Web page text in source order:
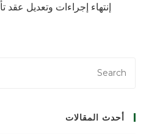
إنتهاء إجراءات وتعديل
أحدث المقالات